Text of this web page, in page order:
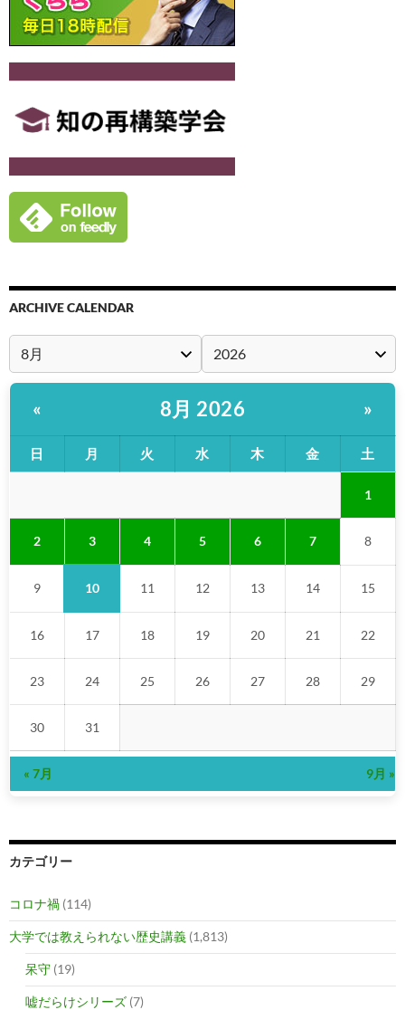
ARCHIVE CALENDAR
« 8月 2026 »
日 月 火 水 木 金 土
1
2 3 4 5 6 7 8
9 10 11 12 13 14 15
16 17 18 19 20 21 22
23 24 25 26 27 28 29
30 31
« 7月 9月 »
カテゴリー
コロナ禍 (114)
大学では教えられない歴史講義 (1,813)
呆守 (19)
嘘だらけシリーズ (7)